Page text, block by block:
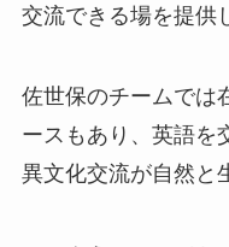
交流できる場を提供
佐世保のチームでは
ースもあり、英語を
異文化交流が自然と